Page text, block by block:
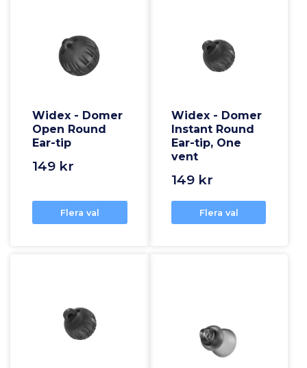
Widex - Domer
Open Round
Ear-tip
149 kr
Flera val
Widex - Domer
Instant Round
Ear-tip, One
vent
149 kr
Flera val